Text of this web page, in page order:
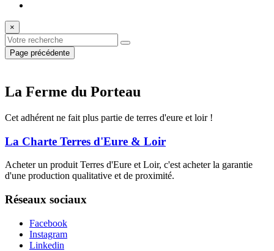
×
Page précédente
La Ferme du Porteau
Cet adhérent ne fait plus partie de terres d'eure et loir !
La Charte Terres d'Eure & Loir
Acheter un produit Terres d'Eure et Loir, c'est acheter la garantie
d'une production qualitative et de proximité.
Réseaux sociaux
Facebook
Instagram
Linkedin